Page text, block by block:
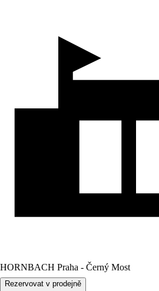
HORNBACH Praha - Černý Most
Rezervovat v prodejně